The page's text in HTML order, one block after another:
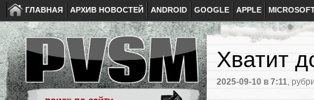
ГЛАВНАЯ АРХИВ НОВОСТЕЙ ANDROID GOOGLE APPLE
Хватит
2025-09-10 в 7:11,